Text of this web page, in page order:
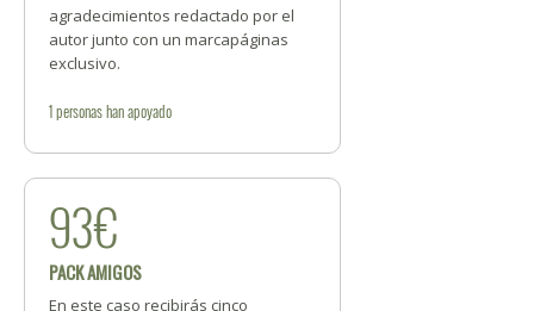
agradecimientos redactado por el
autor junto con un marcapáginas
exclusivo.
1personashan apoyado
93€
PACK AMIGOS
En este caso recibirás cinco